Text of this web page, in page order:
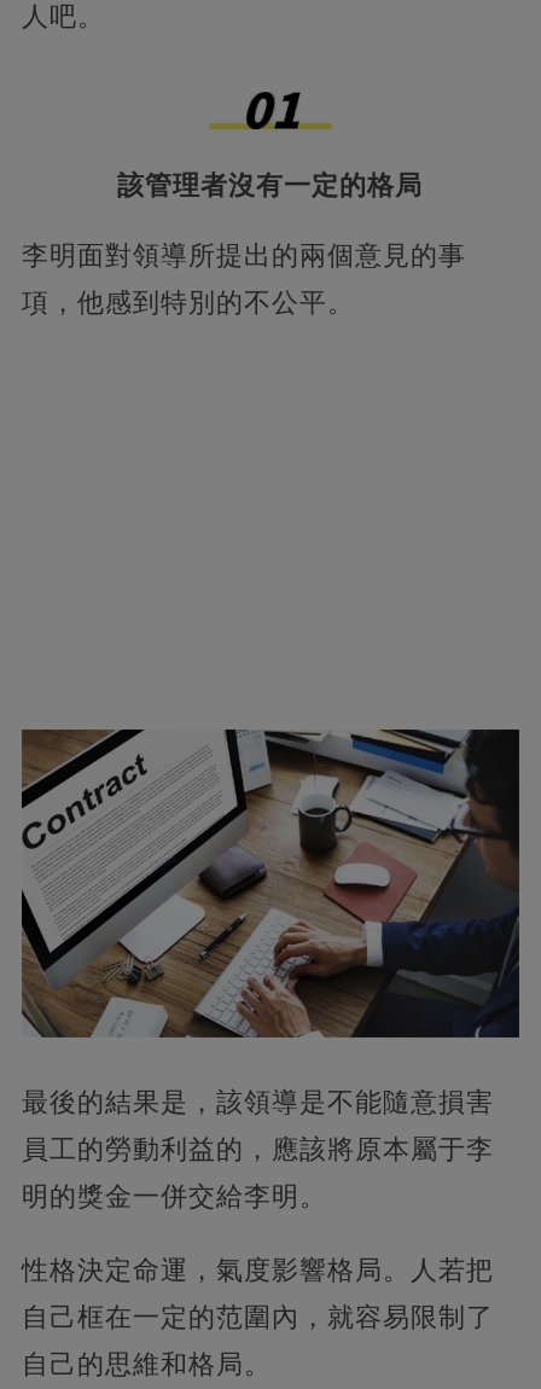
人吧。
該管理者沒有一定的格局
李明面對領導所提出的兩個意見的事
項，他感到特別的不公平。
最後的結果是，該領導是不能隨意損害
員工的勞動利益的，應該將原本屬于李
明的獎金一併交給李明。
性格決定命運，氣度影響格局。人若把
自己框在一定的范圍內，就容易限制了
自己的思維和格局。